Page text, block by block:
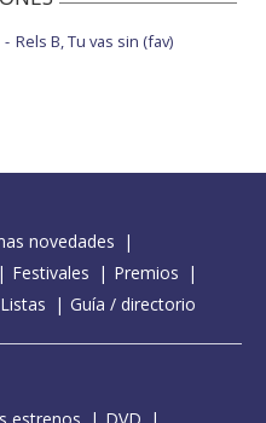
Rels B, Tu vas sin (fav)
novedades
Festivales
Premios
Listas Guía / directorio